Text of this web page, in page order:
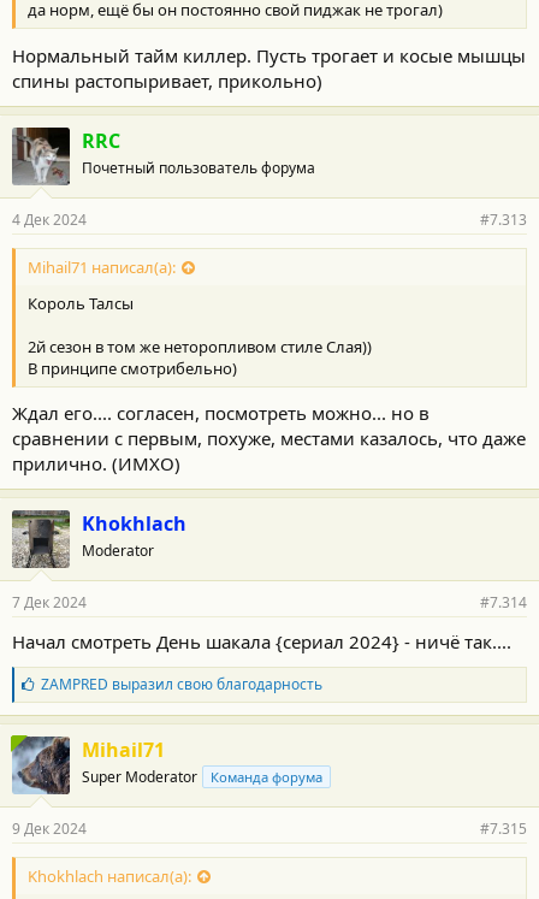
и
:
да норм, ещё бы он постоянно свой пиджак не трогал)
Нормальный тайм киллер. Пусть трогает и косые мышцы
спины растопыривает, прикольно)
RRC
Почетный пользователь форума
4 Дек 2024 #7.313
Mihail71 написал(а):
Король Талсы
2й сезон в том же неторопливом стиле Слая))
В принципе смотрибельно)
Ждал его.... согласен, посмотреть можно... но в
сравнении с первым, похуже, местами казалось, что даже
прилично. (ИМХО)
Khokhlach
Moderator
7 Дек 2024 #7.314
Начал смотреть День шакала {сериал 2024} - ничё так....
Б
л
а
г
о
д
а
н
о
с
ZAMPRED выразил свою благодарность
Mihail71
Super Moderator Команда форума
9 Дек 2024 #7.315
Khokhlach написал(а):